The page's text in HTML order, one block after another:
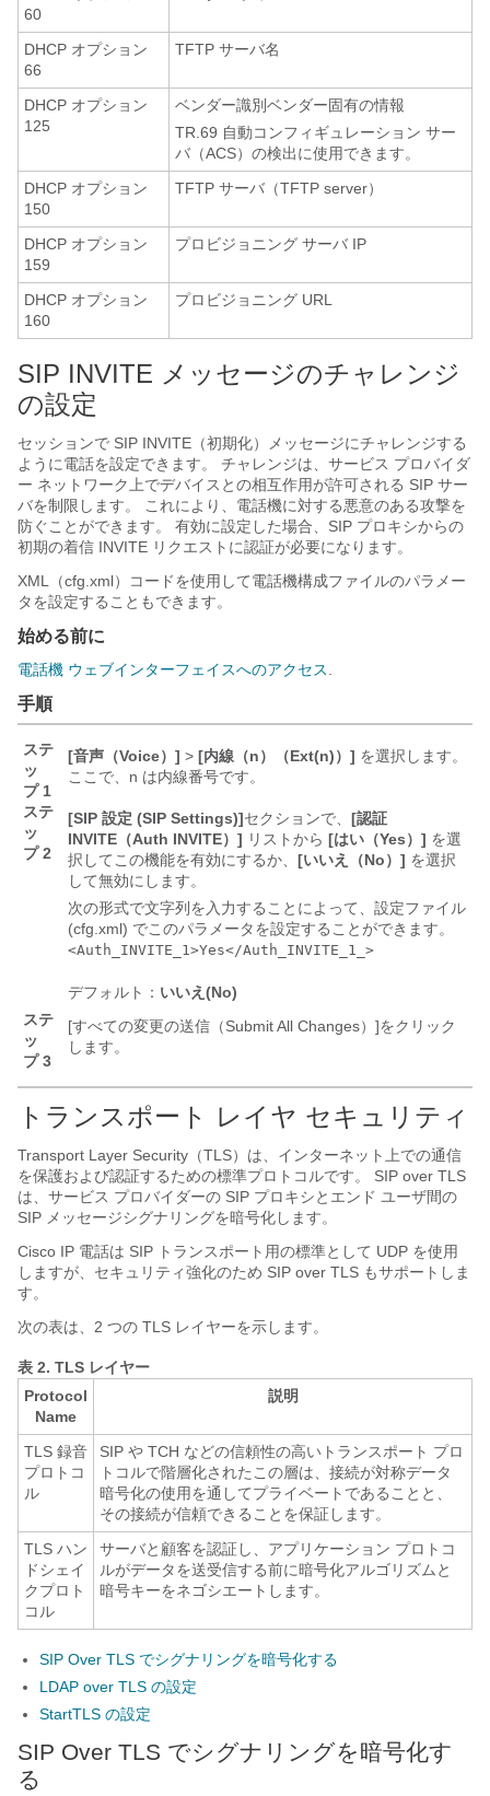
60
DHCP オプション
66
TFTP サーバ名
DHCP オプション
125
ベンダー識別ベンダー固有の情報
TR.69 自動コンフィギュレーション サー
バ（ACS）の検出に使用できます。
DHCP オプション
150
TFTP サーバ（TFTP server）
DHCP オプション
159
プロビジョニング サーバ IP
DHCP オプション
160
プロビジョニング URL
SIP INVITE メッセージのチャレンジ
の設定
セッションで SIP INVITE（初期化）メッセージにチャレンジする
ように電話を設定できます。 チャレンジは、サービス プロバイダ
ー ネットワーク上でデバイスとの相互作用が許可される SIP サー
バを制限します。 これにより、電話機に対する悪意のある攻撃を
防ぐことができます。 有効に設定した場合、SIP プロキシからの
初期の着信 INVITE リクエストに認証が必要になります。
XML（cfg.xml）コードを使用して電話機構成ファイルのパラメー
タを設定することもできます。
始める前に
電話機 ウェブインターフェイスへのアクセス
手順
ステ
ッ
プ 1
[音声（Voice）] > [内線（n）（Ext(n)）] を選択します。
ここで、n は内線番号です。
ステ
ッ
プ 2
[SIP 設定 (SIP Settings)]セクションで、 [認証
INVITE（Auth INVITE）] リストから [はい（Yes）] を選
択してこの機能を有効にするか、 [いいえ（No）] を選択
して無効にします。
次の形式で文字列を入力することによって、設定ファイル
(cfg.xml) でこのパラメータを設定することができます。
<Auth_INVITE_1>Yes</Auth_INVITE_1_>
デフォルト： いいえ(No)
ステ
ッ
プ 3
[すべての変更の送信（Submit All Changes）]をクリック
します。
トランスポート レイヤ セキュリティ
Transport Layer Security（TLS）は、インターネット上での通信
を保護および認証するための標準プロトコルです。 SIP over TLS
は、サービス プロバイダーの SIP プロキシとエンド ユーザ間の
SIP メッセージシグナリングを暗号化します。
Cisco IP 電話は SIP トランスポート用の標準として UDP を使用
しますが、セキュリティ強化のため SIP over TLS もサポートしま
す。
次の表は、2 つの TLS レイヤーを示します。
表 2. TLS レイヤー
Protocol
Name
説明
TLS 録音
プロトコ
ル
SIP や TCH などの信頼性の高いトランスポート プロ
トコルで階層化されたこの層は、接続が対称データ
暗号化の使用を通してプライベートであることと、
その接続が信頼できることを保証します。
TLS ハン
ドシェイ
クプロト
コル
サーバと顧客を認証し、アプリケーション プロトコ
ルがデータを送受信する前に暗号化アルゴリズムと
暗号キーをネゴシエートします。
SIP Over TLS でシグナリングを暗号化する
LDAP over TLS の設定
StartTLS の設定
SIP Over TLS でシグナリングを暗号化す
る